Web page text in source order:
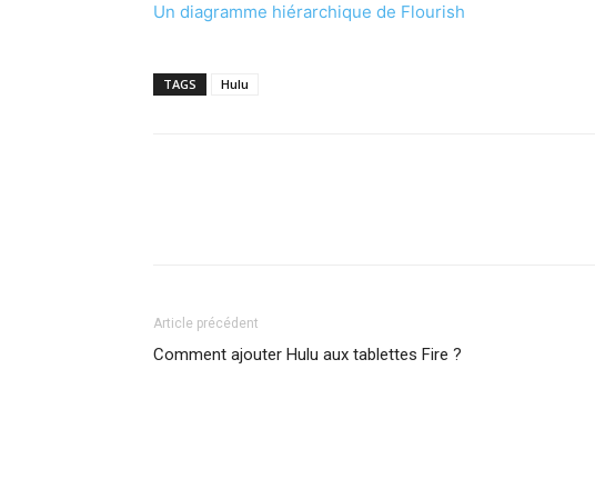
Un diagramme hiérarchique de Flourish
TAGS Hulu
Article précédent
Comment ajouter Hulu aux tablettes Fire ?